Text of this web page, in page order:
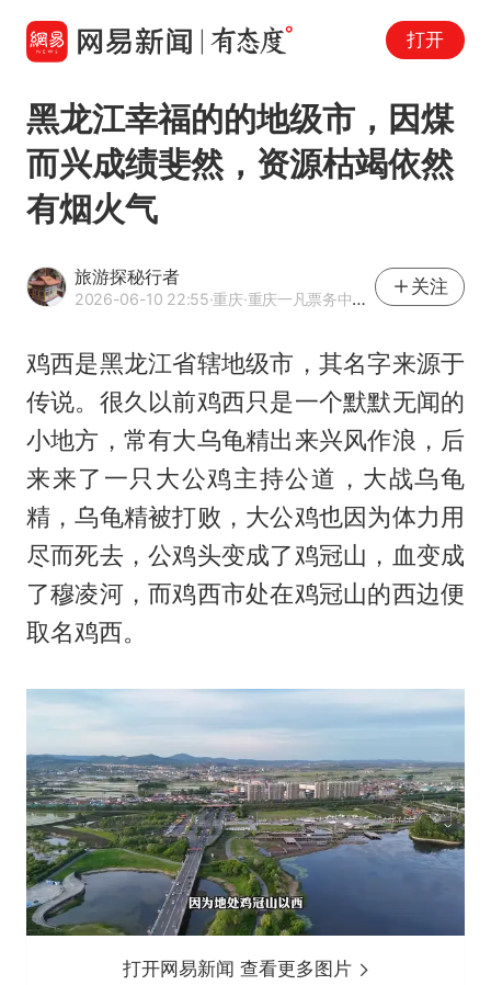
打开
黑龙江幸福的的地级市，因煤
而兴成绩斐然，资源枯竭依然
有烟火气
旅游探秘行者
2026-06-10 22:55·重庆·重庆一凡票务中心运营总监
关注
鸡西是黑龙江省辖地级市，其名字来源于
传说。很久以前鸡西只是一个默默无闻的
小地方，常有大乌龟精出来兴风作浪，后
来来了一只大公鸡主持公道，大战乌龟
精，乌龟精被打败，大公鸡也因为体力用
尽而死去，公鸡头变成了鸡冠山，血变成
了穆凌河，而鸡西市处在鸡冠山的西边便
取名鸡西。
打开网易新闻 查看更多图片